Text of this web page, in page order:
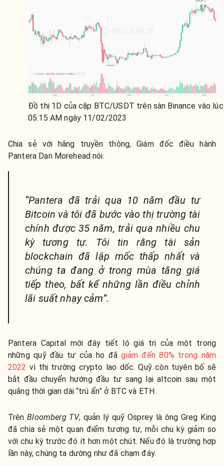
Đồ thị 1D của cặp BTC/USDT trên sàn Binance vào lúc
05:15 AM ngày 11/02/2023
Chia sẻ với hãng truyền thông, Giám đốc điều hành
Pantera Dan Morehead nói:
“Pantera đã trải qua 10 năm đầu tư
Bitcoin và tôi đã bước vào thị trường tài
chính được 35 năm, trải qua nhiều chu
kỳ tương tự. Tôi tin rằng tài sản
blockchain đã lập mốc thấp nhất và
chúng ta đang ở trong mùa tăng giá
tiếp theo, bất kể những lần điều chỉnh
lãi suất nhạy cảm”.
Pantera Capital mới đây tiết lộ giá trị của một trong
những quỹ đầu tư của họ đãgiảm đến 80% trong năm
2022 vì thị trường crypto lao dốc. Quỹ còn tuyên bố sẽ
bắt đầu chuyển hướng đầu tư sang lại altcoin sau một
quãng thời gian dài “trú ẩn” ở BTC và ETH.
TrênBloomberg TV, quản lý quỹ Osprey là ông Greg King
đãchia sẻ một quan điểm tương tự, mỗi chu kỳ giảm so
với chu kỳ trước đó ít hơn một chút. Nếu đó là trường hợp
lần này, chúng ta dường như đã chạm đáy.